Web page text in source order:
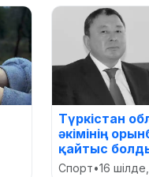
Түркістан
әкімінің
қайтыс
Спорт•16